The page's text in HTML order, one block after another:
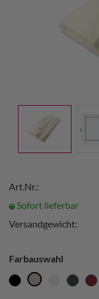
Art.Nr.:
Sofort lieferbar
Versandgewicht:
Farbauswahl